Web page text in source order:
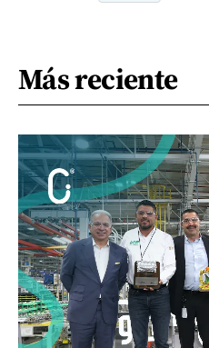
Más reciente